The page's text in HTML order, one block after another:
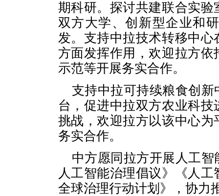
期科研。探讨共建联合实
双方大学、创新型企业和
发。支持中拉技术转移中
方面发挥作用，欢迎拉方
示范等开展务实合作。
支持中拉可持续粮食创
台，促进中拉双方农业科
挑战，欢迎拉方以该中心
务实合作。
中方愿同拉方开展人工
人工智能治理倡议》《人
全球治理行动计划》，协力